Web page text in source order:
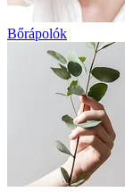
Bőrápolók